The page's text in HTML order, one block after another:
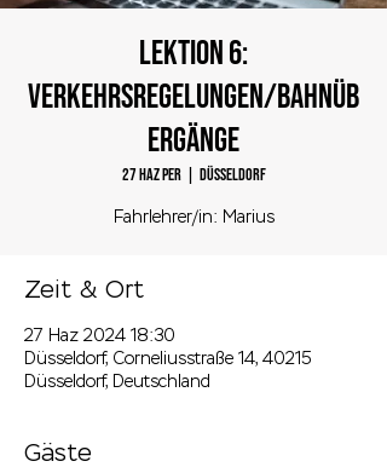
LEKTION 6:
Verkehrsregelungen/Bahnüb
ergänge
27 Haz Per
  |
Düsseldorf
Fahrlehrer/in: Marius
Zeit & Ort
27 Haz 2024 18:30
Düsseldorf, Corneliusstraße 14, 40215
Düsseldorf, Deutschland
Gäste